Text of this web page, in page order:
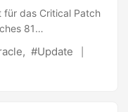
107901 Full
Feb-2011
dabei dann
dann braucht man
für das Critical Patch
81
Produkten
der 12.10.2010.
folgenden Versionen
Update